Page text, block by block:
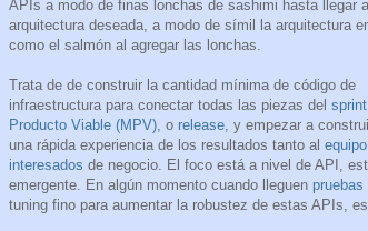
APIs a modo de finas lonchas de sashimi hasta llegar
arquitectura deseada, a modo de símil la arquitectura
como el salmón al agregar las lonchas.
Trata de de construir la cantidad mínima de código de
infraestructura para conectar todas las piezas del sprint
Producto Viable (MPV) , o release , y empezar a
una rápida experiencia de los resultados tanto al equipo
interesados de negocio. El foco está a nivel de API,
emergente. En algún momento cuando lleguen pruebas
tuning fino para aumentar la robustez de estas APIs,